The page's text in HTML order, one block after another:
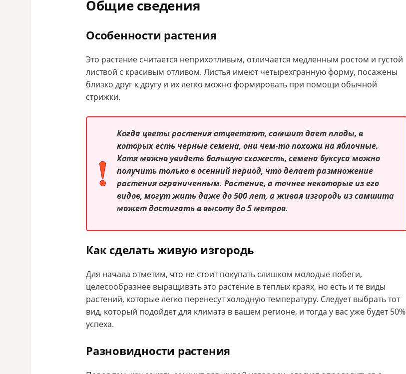
Общие сведения
Особенности растения
Это растение считается неприхотливым, отличается медленным ростом и густой
листвой с красивым отливом. Листья имеют четырехгранную форму, посажены
близко друг к другу и их легко можно формировать при помощи обычной
стрижки.
Когда цветы растения отцветают, самшит дает плоды, в
которых есть черные семена, они чем-то похожи на яблочные.
Хотя можно увидеть большую схожесть, семена буксуса можно
получить только в осенний период, что делает размножение
растения ограниченным. Растение, а точнее некоторые из его
видов, могут жить даже до 500 лет, а живая изгородь из самшита
может достигать в высоту до 5 метров.
Как сделать живую изгородь
Для начала отметим, что не стоит покупать слишком молодые побеги,
целесообразнее выращивать это растение в теплых краях, но есть и те виды
растений, которые легко перенесут холодную температуру. Следует выбрать тот
вид, который подойдет для климата в вашем регионе, и тогда у вас уже будет 50%
успеха.
Разновидности растения